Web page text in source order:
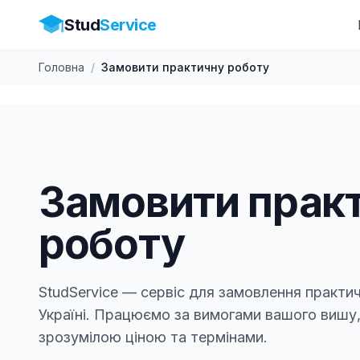
StudService
Головна / Замовити практичну роботу
Замовити
роботу
StudService — сервіс для замовлення
Україні. Працюємо за вимогами вашого
зрозумілою ціною та термінами.